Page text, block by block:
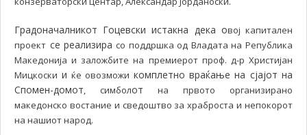
Градоначалникот Гоцевски истакна дека овој капитален
проект се реализира со поддршка од Владата на Република
Македонија и заложбите на премиерот проф. д-р Христијан
Мицкоски и ќе овозможи комплетно враќање на сјајот на
Спомен-домот , симболот на првото организирано
македонско востание и сведоштво за храброста и непокорот
на нашиот народ.